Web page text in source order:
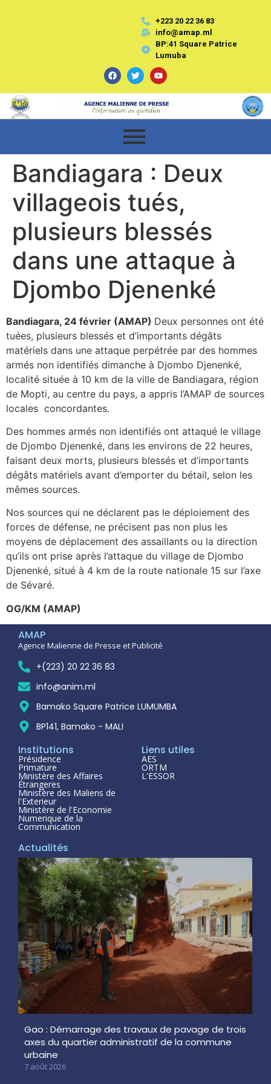
+223 20 22 36 83
info@amap.ml
BP:41 Square Patrice
Lumuba
Bandiagara : Deux
villageois tués,
plusieurs blessés
dans une attaque à
Djombo Djenenké
Bandiagara, 24 février (AMAP) Deux personnes ont été
tuées, plusieurs blessés et d’importants dégâts
matériels dans une attaque perpétrée par des hommes
armés non identifiés dimanche à Djombo Djenenké,
localité située à 10 km de la ville de Bandiagara, région
de Mopti, au centre du pays, a appris l’AMAP de sources
locales concordantes.
Des hommes armés non identifiés ont attaqué le village
de Djombo Djenenké, dans les environs de 22 heures,
faisant deux morts, plusieurs blessés et d’importants
dégâts matériels avant d’emporter du bétail, selon les
mêmes sources.
Nos sources qui ne déclarent pas le déploiement des
forces de défense, ne précisent pas non plus les
moyens de déplacement des assaillants ou la direction
qu’ils ont prise après l’attaque du village de Djombo
Djenenké, situé à 4 km de la route nationale 15 sur l’axe
de Sévaré.
OG/KM (AMAP)
AMAP
Agence Malienne de Presse et Publicité
+(223) 20 22 36 83
info@anim.ml
Bamako Square Patrice LUMUMBA
BP141, Bamako - MALI
Institutions
Présidence
Primature
Ministère des Affaires
Étrangeres
Ministère des Maliens de
l'Exterieur
Ministère de l'Economie
Numerique de la
Communication
Liens utiles
AES
ORTM
L'ESSOR
Actualités
Gao : Démarrage des travaux de pavage de trois
axes du quartier administratif de la commune
urbaine
7 août 2026